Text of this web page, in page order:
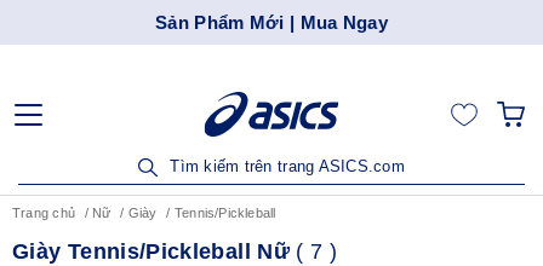
Sản Phẩm Mới | Mua Ngay
Tìm kiếm trên trang ASICS.com
Trang chủ Nữ Giày Tennis/Pickleball
Giày Tennis/Pickleball Nữ ( 7 )